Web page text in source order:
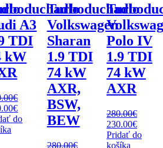
A3
TDI
kW
€
€Current
price
do
Turboduchadlo
Volkswagen
Sharan
1.9 TDI
74 kW
AXR,
BSW,
BEW
280.00€
Polo IV
1.9 TDI
74 kW
AXR
280.00€
Original
price
was:
230.00€
price
Pridať do
košíka